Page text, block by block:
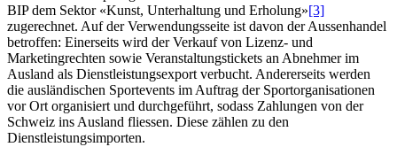
BIP dem Sektor «Kunst, Unterhaltung und Erholung»[3]
zugerechnet. Auf der Verwendungsseite ist davon der Aussenhandel
betroffen: Einerseits wird der Verkauf von Lizenz- und
Marketingrechten sowie Veranstaltungstickets an Abnehmer im
Ausland als Dienstleistungsexport verbucht. Andererseits werden
die ausländischen Sportevents im Auftrag der Sportorganisationen
vor Ort organisiert und durchgeführt, sodass Zahlungen von der
Schweiz ins Ausland fliessen. Diese zählen zu den
Dienstleistungsimporten.